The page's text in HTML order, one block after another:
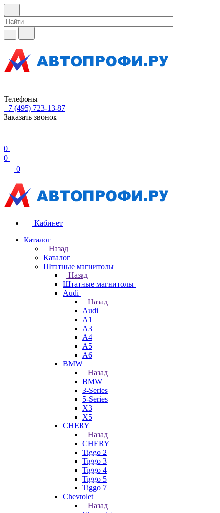
Телефоны
+7 (495) 723-13-87
Заказать звонок
0
0
0
Кабинет
Каталог
Назад
Каталог
Штатные магнитолы
Назад
Штатные магнитолы
Audi
Назад
Audi
A1
A3
A4
A5
A6
BMW
Назад
BMW
3-Series
5-Series
X3
X5
CHERY
Назад
CHERY
Tiggo 2
Tiggo 3
Tiggo 4
Tiggo 5
Tiggo 7
Chevrolet
Назад